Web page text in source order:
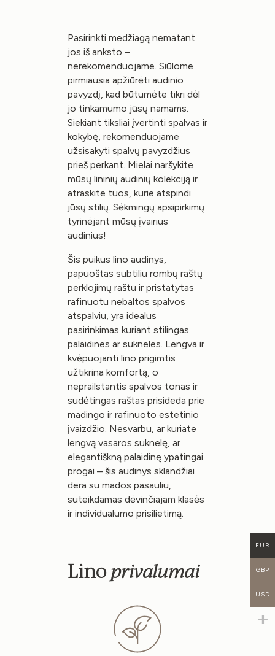
Pasirinkti medžiagą nematant
jos iš anksto –
nerekomenduojame. Siūlome
pirmiausia apžiūrėti audinio
pavyzdį, kad būtumėte tikri dėl
jo tinkamumo jūsų namams.
Siekiant tiksliai įvertinti spalvas ir
kokybę, rekomenduojame
užsisakyti spalvų pavyzdžius
prieš perkant. Mielai naršykite
mūsų lininių audinių kolekciją ir
atraskite tuos, kurie atspindi
jūsų stilių. Sėkmingų apsipirkimų
tyrinėjant mūsų įvairius
audinius!
Šis puikus lino audinys,
papuoštas subtiliu rombų raštų
perklojimų raštu ir pristatytas
rafinuotu nebaltos spalvos
atspalviu, yra idealus
pasirinkimas kuriant stilingas
palaidines ar sukneles. Lengva ir
kvėpuojanti lino prigimtis
užtikrina komfortą, o
neprailstantis spalvos tonas ir
sudėtingas raštas prisideda prie
madingo ir rafinuoto estetinio
įvaizdžio. Nesvarbu, ar kuriate
lengvą vasaros suknelę, ar
elegantiškną palaidinę ypatingai
progai – šis audinys sklandžiai
dera su mados pasauliu,
suteikdamas dėvinčiajam klasės
ir individualumo prisilietimą.
Linoprivalumai
EUR
GBP
USD